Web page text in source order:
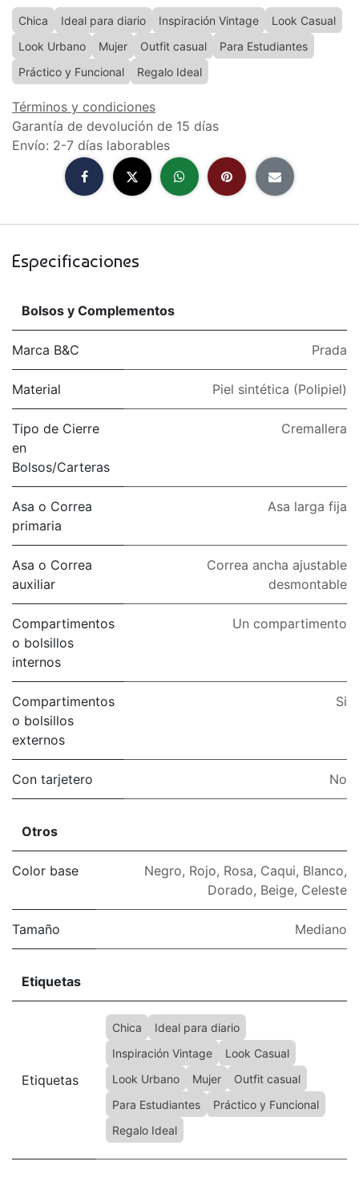
Chica Ideal para diario Inspiración Vintage
Look Casual
Look Urbano
Mujer Outfit casual
Para Estudiantes
Práctico y Funcional
Regalo Ideal
Términos y condiciones
Garantía de devolución de 15 días
Envío: 2-7 días laborables
Especificaciones
Bolsos y Complementos
Marca B&C Prada
Material Piel sintética (Polipiel)
Tipo de Cierre
en
Bolsos/Carteras
Cremallera
Asa o Correa
primaria
Asa larga fija
Asa o Correa
auxiliar
Correa ancha ajustable
desmontable
Compartimentos
o bolsillos
internos
Un compartimento
Compartimentos
o bolsillos
externos
Si
Con tarjetero No
Otros
Color base Negro, Rojo, Rosa, Caqui, Blanco,
Dorado, Beige, Celeste
Tamaño Mediano
Etiquetas
Etiquetas
Chica
Ideal para diario
Inspiración Vintage
Look Casual
Look Urbano
Mujer
Outfit casual
Para Estudiantes
Práctico y Funcional
Regalo Ideal